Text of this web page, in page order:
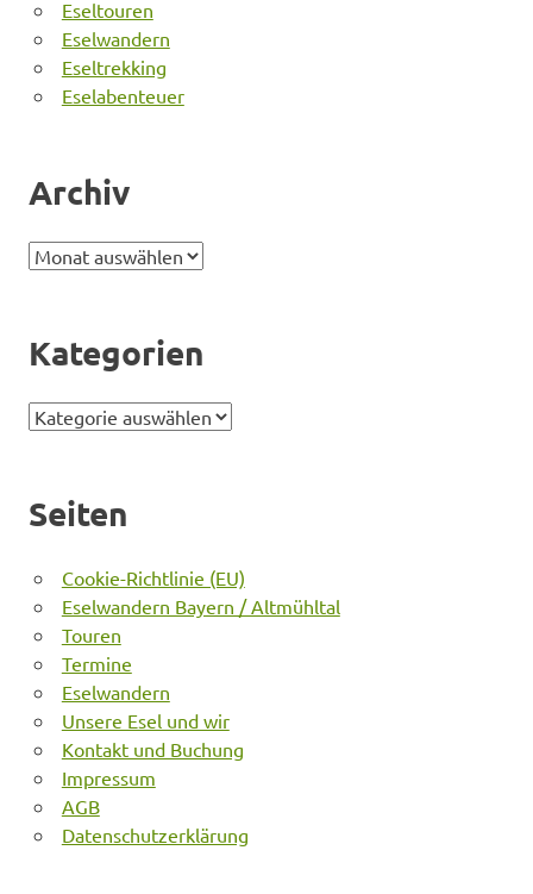
Eseltouren
Eselwandern
Eseltrekking
Eselabenteuer
Archiv
Archiv
Kategorien
Kategorien
Seiten
Cookie-Richtlinie (EU)
Eselwandern Bayern / Altmühltal
Touren
Termine
Eselwandern
Unsere Esel und wir
Kontakt und Buchung
Impressum
AGB
Datenschutzerklärung